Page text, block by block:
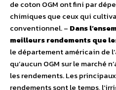
de coton OGM ont fini par
chimiques que ceux qui
conventionnel. – Dans
meilleurs rendements que
le département américain de
qu’aucun OGM sur le marché
les rendements. Les
rendements sont le temps,